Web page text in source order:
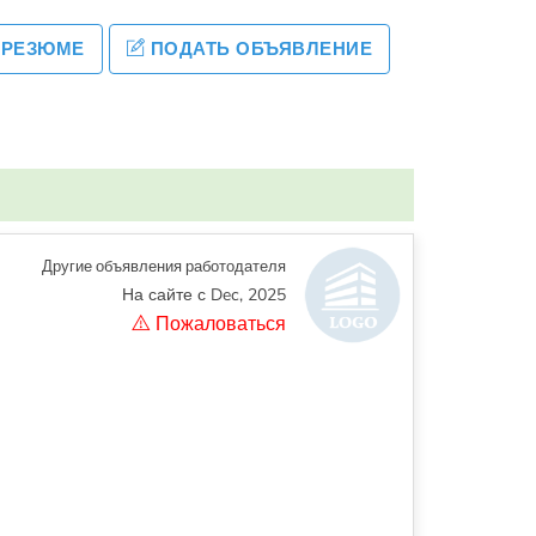
ПОДАТЬ ОБЪЯВЛЕНИЕ
Другие объявления работодателя
На сайте с Dec, 2025
Пожаловаться